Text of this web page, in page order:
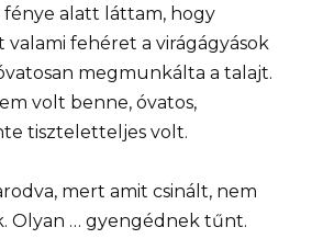
alatt láttam, hogy
valami fehéret a virágágyások
megmunkálta a talajt.
volt benne, óvatos,
tiszteletteljes volt.
mert amit csinált, nem
Olyan … gyengédnek tűnt.